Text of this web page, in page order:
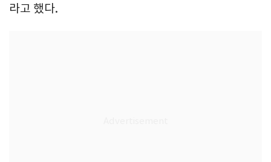
라고 했다.